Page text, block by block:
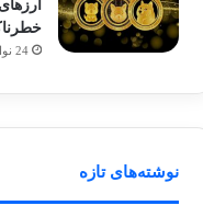
24 نوامبر 2024
نوشته‌های تازه